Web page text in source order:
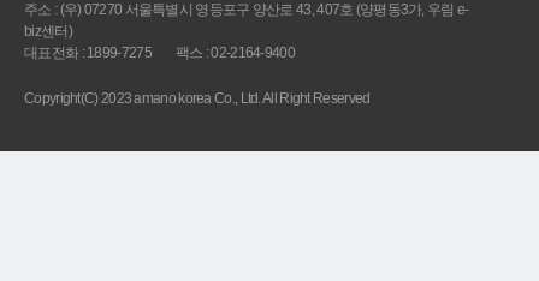
주소 : (우) 07270 서울특별시 영등포구 양산로 43, 407호 (양평동3가, 우림 e-
biz센터)
대표전화 : 1899-7275
팩스 : 02-2164-9400
Copyright(C) 2023 amano korea Co., Ltd. All Right Reserved